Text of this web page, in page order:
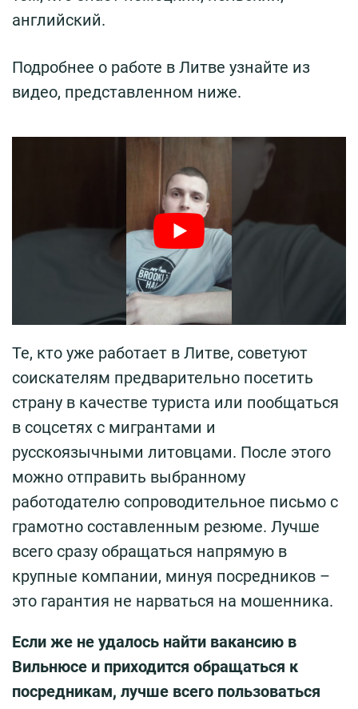
английский.
Подробнее о работе в Литве узнайте из
видео, представленном ниже.
Те, кто уже работает в Литве, советуют
соискателям предварительно посетить
страну в качестве туриста или пообщаться
в соцсетях с мигрантами и
русскоязычными литовцами. После этого
можно отправить выбранному
работодателю сопроводительное письмо с
грамотно составленным резюме. Лучше
всего сразу обращаться напрямую в
крупные компании, минуя посредников –
это гарантия не нарваться на мошенника.
Если же не удалось найти вакансию в
Вильнюсе и приходится обращаться к
посредникам, лучше всего пользоваться